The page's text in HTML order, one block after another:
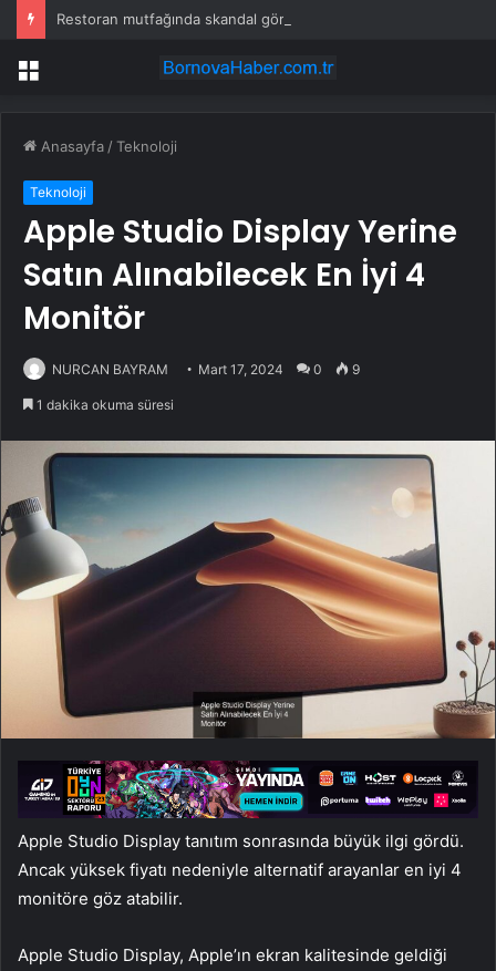
Menü
Anasayfa /Teknoloji
Teknoloji
Apple Studio Display Yerine
Satın Alınabilecek En İyi 4
Monitör
NURCAN BAYRAM Mart 17, 2024 0 9
1 dakika okuma süresi
Apple Studio Display tanıtım sonrasında büyük ilgi gördü.
Ancak yüksek fiyatı nedeniyle alternatif arayanlar en iyi 4
monitöre göz atabilir.
Apple Studio Display, Apple’ın ekran kalitesinde geldiği